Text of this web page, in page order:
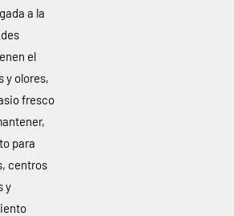
a la
el
y olores,
fresco
para
centros
y